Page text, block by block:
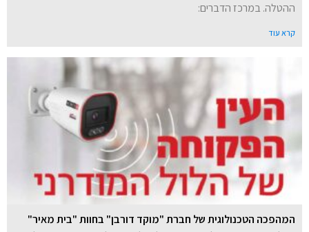
ההטלה. במרכז הדברים:
קרא עוד
המהפכה הטכנולוגית של חברת "מוקד דורבן" בחוות "בית מאיר"